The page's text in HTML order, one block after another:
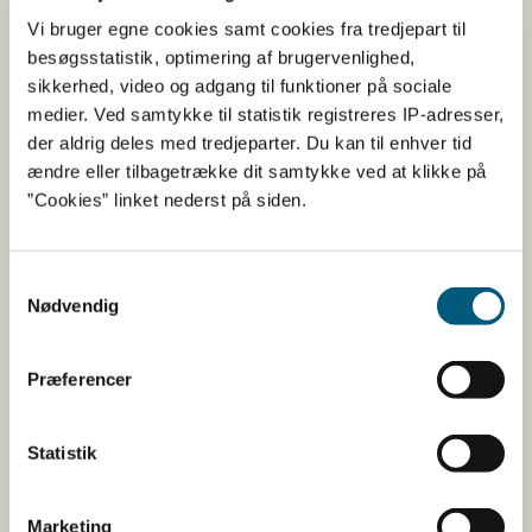
Vi bruger egne cookies samt cookies fra tredjepart til
besøgsstatistik, optimering af brugervenlighed,
sikkerhed, video og adgang til funktioner på sociale
medier. Ved samtykke til statistik registreres IP-adresser,
der aldrig deles med tredjeparter. Du kan til enhver tid
ændre eller tilbagetrække dit samtykke ved at klikke på
”Cookies” linket nederst på siden.
Nødvendig
Præferencer
Statistik
Marketing
moderne anlæg til at vaske fiskekasser.
Landingsforpligtelsen medfører, at fiskerne nu skal have
flere fisk med i land, hvilket giver et større behov for
opbevaring på skibene. Derfor kan en automatisering af
afvaskningen lette det ekstraarbejde, der følger med at
overholde landingsforpligtelsen. Anlægget har desuden
gjort, at fiskerne nu kan få flere penge for deres fisk,
Efter EHFF lukkede, er et nyt, lignende program åbnet.
Akvakulturprogrammet (EHFAF) og løber fra 2021-2027.
Det danske EHFAF-program udmønter mere end 2,1
hav- og vandmiljø. Pengene kommer fra den